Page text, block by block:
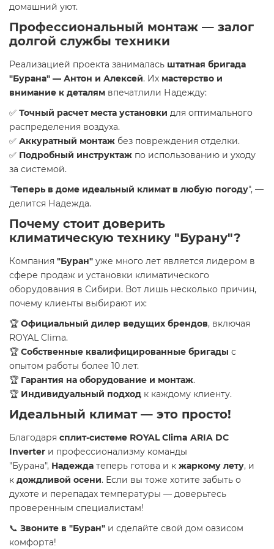
домашний уют.
Профессиональный монтаж — залог
долгой службы техники
Реализацией проекта занималась штатная бригада
"Бурана" — Антон и Алексей. Их мастерство и
внимание к деталям впечатлили Надежду:
✅ Точный расчет места установки для оптимального
распределения воздуха.
✅ Аккуратный монтаж без повреждения отделки.
✅ Подробный инструктаж по использованию и уходу
за системой.
"Теперь в доме идеальный климат в любую погоду", —
делится Надежда.
Почему стоит доверить
климатическую технику "Бурану"?
Компания "Буран" уже много лет является лидером в
сфере продаж и установки климатического
оборудования в Сибири. Вот лишь несколько причин,
почему клиенты выбирают их:
🏆 Официальный дилер ведущих брендов, включая
ROYAL Clima.
🏆 Собственные квалифицированные бригады с
опытом работы более 10 лет.
🏆 Гарантия на оборудование и монтаж.
🏆 Индивидуальный подход к каждому клиенту.
Идеальный климат — это просто!
Благодаря сплит-системе ROYAL Clima ARIA DC
Inverter и профессионализму команды
"Бурана", Надежда теперь готова и к жаркому лету, и
к дождливой осени. Если вы тоже хотите забыть о
духоте и перепадах температуры — доверьтесь
проверенным специалистам!
📞 Звоните в "Буран" и сделайте свой дом оазисом
комфорта!